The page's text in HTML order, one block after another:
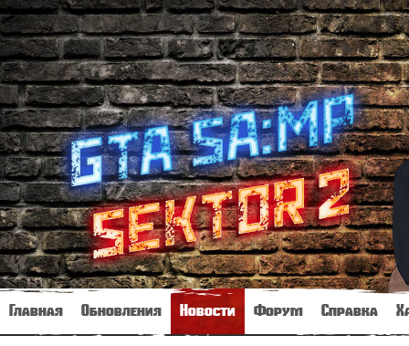
Главная Обновления Новости Форум Справка